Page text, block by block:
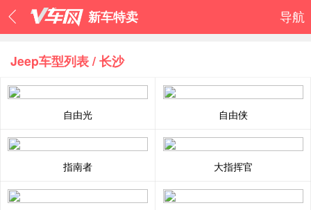
新车特卖 导航
Jeep车型列表 / 长沙
自由光 自由侠
指南者 大指挥官